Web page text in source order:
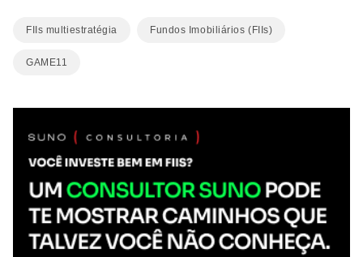
FIIs multiestratégia Fundos Imobiliários (FIIs)
GAME11